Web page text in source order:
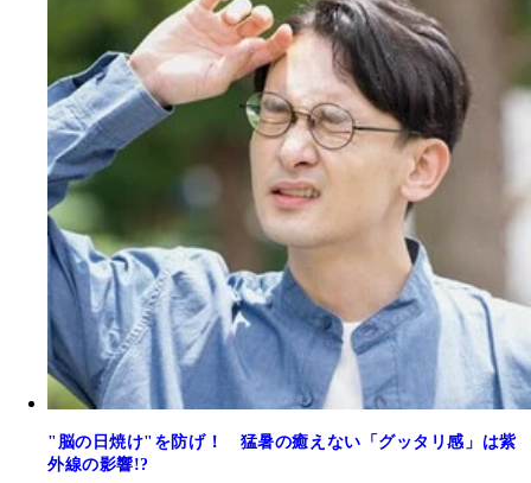
"脳の日焼け"を防げ！ 猛暑の癒えない「グッタリ感」は紫
外線の影響!?